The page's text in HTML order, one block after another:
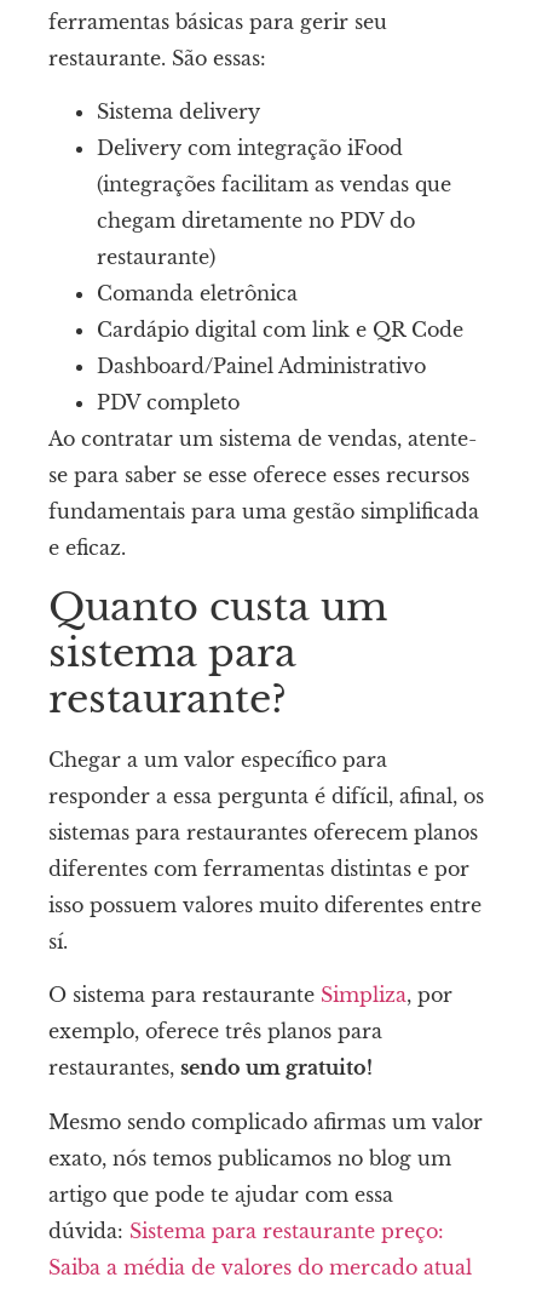
ferramentas básicas para gerir seu
restaurante. São essas:
Sistema delivery
Delivery com integração iFood
(integrações facilitam as vendas que
chegam diretamente no PDV do
restaurante)
Comanda eletrônica
Cardápio digital com link e QR Code
Dashboard/Painel Administrativo
PDV completo
Ao contratar um sistema de vendas, atente-
se para saber se esse oferece esses recursos
fundamentais para uma gestão simplificada
e eficaz.
Quanto custa um
sistema para
restaurante?
Chegar a um valor específico para
responder a essa pergunta é difícil, afinal, os
sistemas para restaurantes oferecem planos
diferentes com ferramentas distintas e por
isso possuem valores muito diferentes entre
sí.
O sistema para restaurante Simpliza, por
exemplo, oferece três planos para
restaurantes, sendo um gratuito!
Mesmo sendo complicado afirmas um valor
exato, nós temos publicamos no blog um
artigo que pode te ajudar com essa
dúvida: Sistema para restaurante preço:
Saiba a média de valores do mercado atual